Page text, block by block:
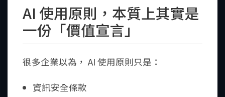
AI 使用原則，本質上其實是
一份「價值宣言」
很多企業以為， AI 使用原則只是：
資訊安全條款